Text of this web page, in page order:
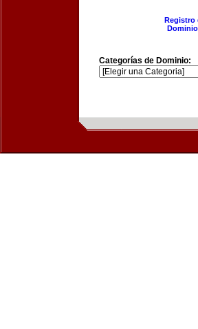
Registro
Categorías de Dominio: